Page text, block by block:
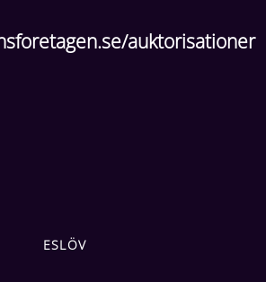
auktorisationer
ESLÖV